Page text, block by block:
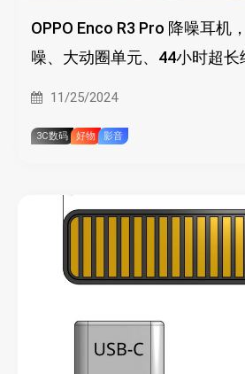
OPPO Enco R3 Pro 降噪耳机
噪、大动圈单元、44小时超
11/25/2024
3C数码 好物 影音